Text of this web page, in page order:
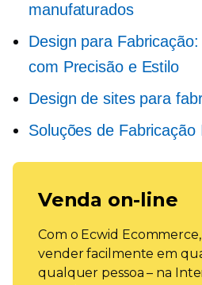
manufaturados
Design para
com Precisão e Estilo
Design de sites para
Soluções de Fabricação
Venda on-line
Com o Ecwid
vender facilmente em
qualquer pessoa – na